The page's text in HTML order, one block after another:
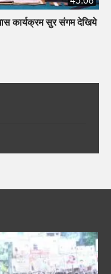
कार्यक्रम सुर संगम देखिये